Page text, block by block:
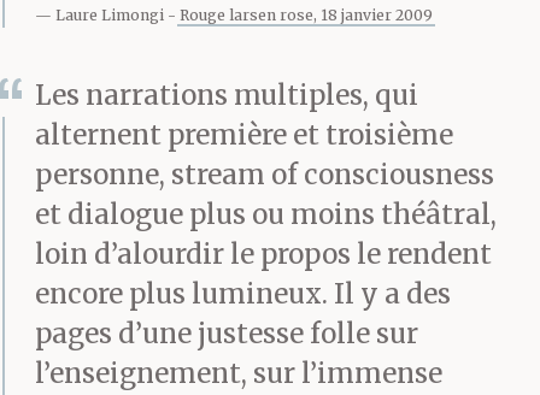
pseudo-disciple
pathétique de Leur
cause.
Albert a dit : Un double
jaune ! Qu’est-ce que
vous en dites, hein ?
Laure Limongi Rouge larsen rose, 18 janvier 2009
Les narrations multiples, qui
alternent première et troisième
personne, stream of consciousness
et dialogue plus ou moins théâtral,
loin d’alourdir le propos le rendent
encore plus lumineux. Il y a des
pages d’une justesse folle sur
l’enseignement, sur l’immense